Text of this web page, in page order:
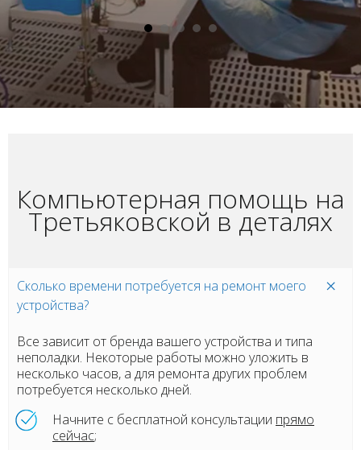
Компьютерная помощь на
Третьяковской в деталях
Сколько времени потребуется на ремонт моего
устройства?
Все зависит от бренда вашего устройства и типа
неполадки. Некоторые работы можно уложить в
несколько часов, а для ремонта других проблем
потребуется несколько дней.
Начните с бесплатной консультации прямо
сейчас;